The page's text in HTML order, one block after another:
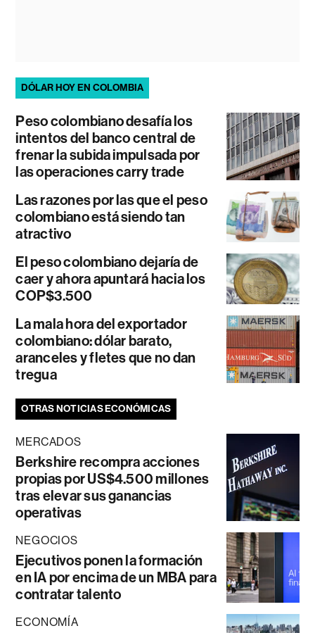
DÓLAR HOY EN COLOMBIA
Peso colombiano desafía los
intentos del banco central de
frenar la subida impulsada por
las operaciones carry trade
Las razones por las que el peso
colombiano está siendo tan
atractivo
El peso colombiano dejaría de
caer y ahora apuntará hacia los
COP$3.500
La mala hora del exportador
colombiano: dólar barato,
aranceles y fletes que no dan
tregua
OTRAS NOTICIAS ECONÓMICAS
MERCADOS
Berkshire recompra acciones
propias por US$4.500 millones
tras elevar sus ganancias
operativas
NEGOCIOS
Ejecutivos ponen la formación
en IA por encima de un MBA para
contratar talento
ECONOMÍA